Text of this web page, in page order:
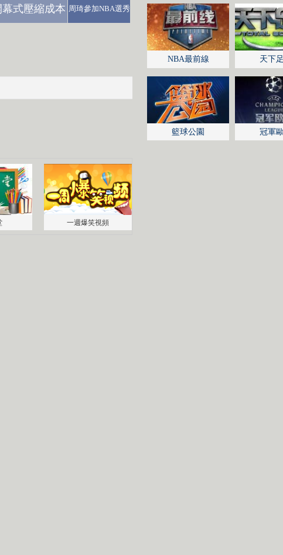
式壓縮成本 周琦參加NBA選秀